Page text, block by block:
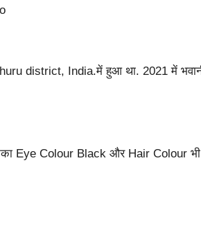
district, India.में हुआ था. 2021 में
Eye Colour Black और Hair Colour भी